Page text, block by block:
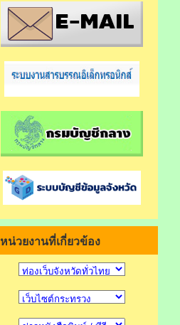
หน่วยงานที่เกี่ยวข้อง